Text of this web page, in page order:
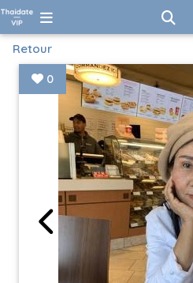
Retour
0